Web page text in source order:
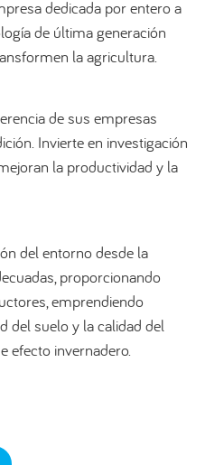
FRANÇAIS
DEUTSCH
dedicada por entero a
de última generación
la agricultura.
de sus empresas
Invierte en investigación
la productividad y la
del entorno desde la
proporcionando
emprendiendo
del suelo y la calidad del
efecto invernadero.